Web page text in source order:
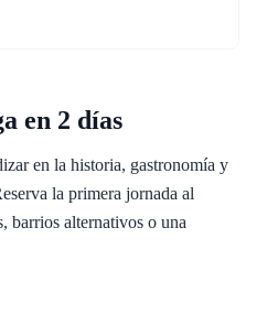
en 2 días
en la historia, gastronomía y
la primera jornada al
barrios alternativos o una